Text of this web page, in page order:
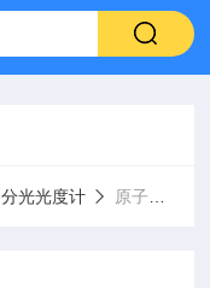
分光光度计 原子吸收分光光厂家